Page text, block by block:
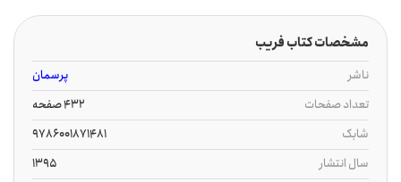
مشخصات کتاب فریب
ناشر
پرسمان
تعداد صفحات
432 صفحه
شابک
9786001871481
سال انتشار
1395